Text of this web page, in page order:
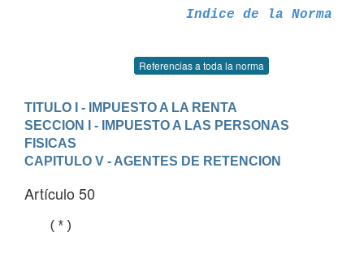
Indice de la Norma
Referencias a toda la norma
TITULO I - IMPUESTO A LA RENTA
SECCION I - IMPUESTO A LAS PERSONAS
FISICAS
CAPITULO V - AGENTES DE RETENCION
Artículo 50
   (*)